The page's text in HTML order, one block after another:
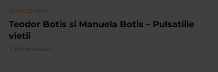
CLIPA DE ARTA
Teodor Botis si Manuela Botis – Pulsatiile
vietii
1.658 vizualizari